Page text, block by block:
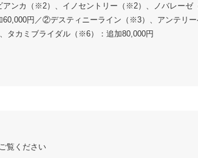
ンカ（※2）、イノセントリー（※2）、ノバレーゼ
円／②デスティニーライン（※3）、アンテリー
タカミブライダル（※6）：追加80,000円
覧ください